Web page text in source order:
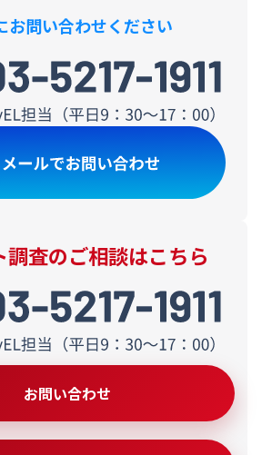
お問い合わせください
調査のご相談はこちら
お問い合わせ